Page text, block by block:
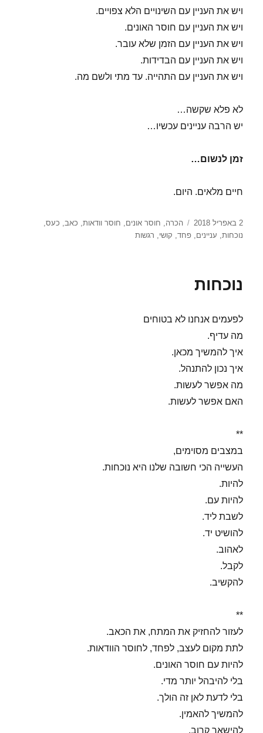
ויש את העניין עם השינויים הלא צפויים.
ויש את העניין עם חוסר האונים.
ויש את העניין עם הזמן שלא עובר.
ויש את העניין עם הבדידות.
ויש את העניין עם התהייה. עד מתי ולשם מה.
לא פלא שקשה…
יש הרבה עניינים עכשיו…
זמן לנשום…
חיים מלאים. היום.
פורסם
בתאריך
2 באפריל 2018 תגיות
הכרה, חוסר אונים, חוסר וודאות, כאב, כעס,
נוכחות, עניינים,פחד, קושי, רגשות
נוכחות
לפעמים אנחנו לא בטוחים
מה עדיף.
איך להמשיך מכאן.
איך נכון להתנהל.
מה אפשר לעשות.
האם אפשר לעשות.
**
במצבים מסוימים,
העשייה הכי חשובה שלנו היא נוכחות.
להיות.
להיות עם.
לשבת ליד.
להושיט יד.
לאהוב.
לקבל.
להקשיב.
**
לעזור להחזיק את המתח, את הכאב.
לתת מקום לעצב, לפחד, לחוסר הוודאות.
להיות עם חוסר האונים.
בלי להיבהל יותר מדי.
בלי לדעת לאן זה הולך.
להמשיך להאמין.
להישאר קרוב.